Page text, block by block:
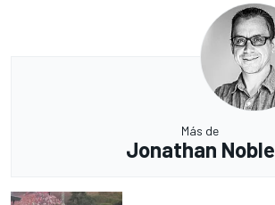
Más de
Jonathan Noble